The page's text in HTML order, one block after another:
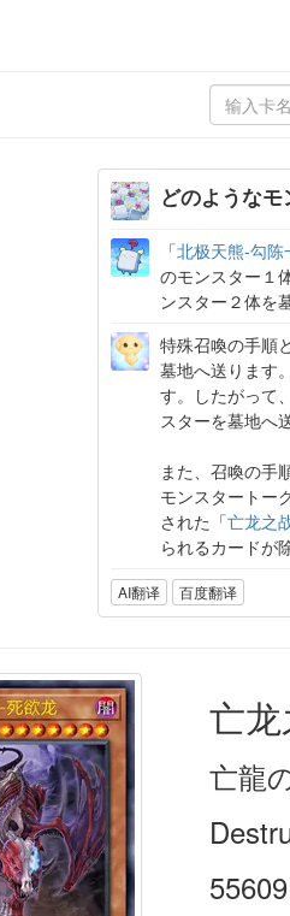
どのような
「北极天熊-勾陈
のモンスター１
ンスター２体を
特殊召喚の手順
墓地へ送ります
す。したがって
スターを墓地へ
また、召喚の手
モンスタートー
された「亡龙之
られるカードが
AI翻译 百度翻译
亡
亡龍